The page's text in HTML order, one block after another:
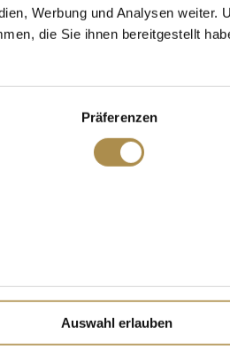
Werbung und Analysen weiter.
die Sie ihnen bereitgestellt
Präferenzen
Auswahl erlauben